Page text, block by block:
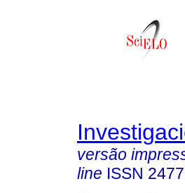
versão
line ISSN